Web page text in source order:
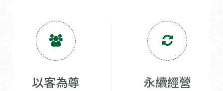
以客為尊 永續經營